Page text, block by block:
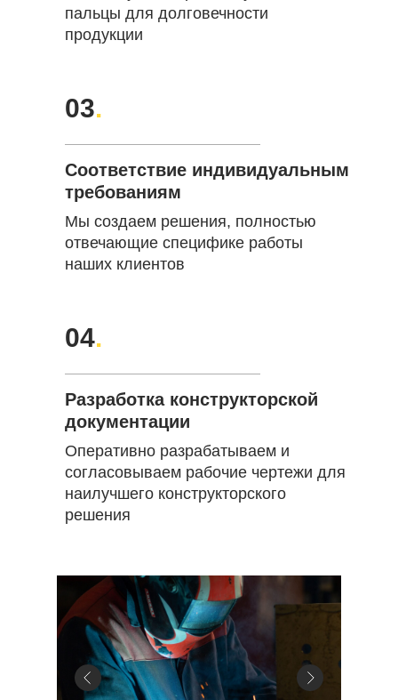
пальцы для долговечности
продукции
03.
Соответствие индивидуальным
требованиям
Мы создаем решения, полностью
отвечающие специфике работы
наших клиентов
04.
Разработка конструкторской
документации
Оперативно разрабатываем и
согласовываем рабочие чертежи для
наилучшего конструкторского
решения